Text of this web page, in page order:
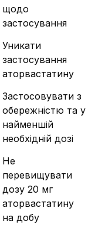
щодо
застосування
Уникати
застосування
аторвастатину
Застосовувати з
обережністю та у
найменшій
необхідній дозі
Не
перевищувати
дозу 20 мг
аторвастатину
на добу